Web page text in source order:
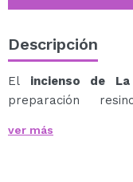
Descripción
El incienso de
preparación
un humo fragante
ver más